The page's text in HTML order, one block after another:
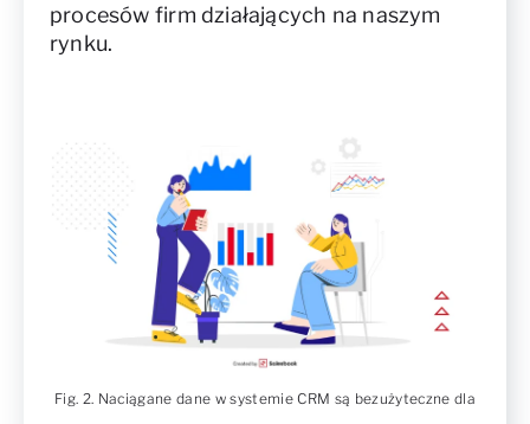
procesów firm działających na naszym
rynku.
Fig. 2. Naciągane dane w systemie CRM są bezużyteczne dla